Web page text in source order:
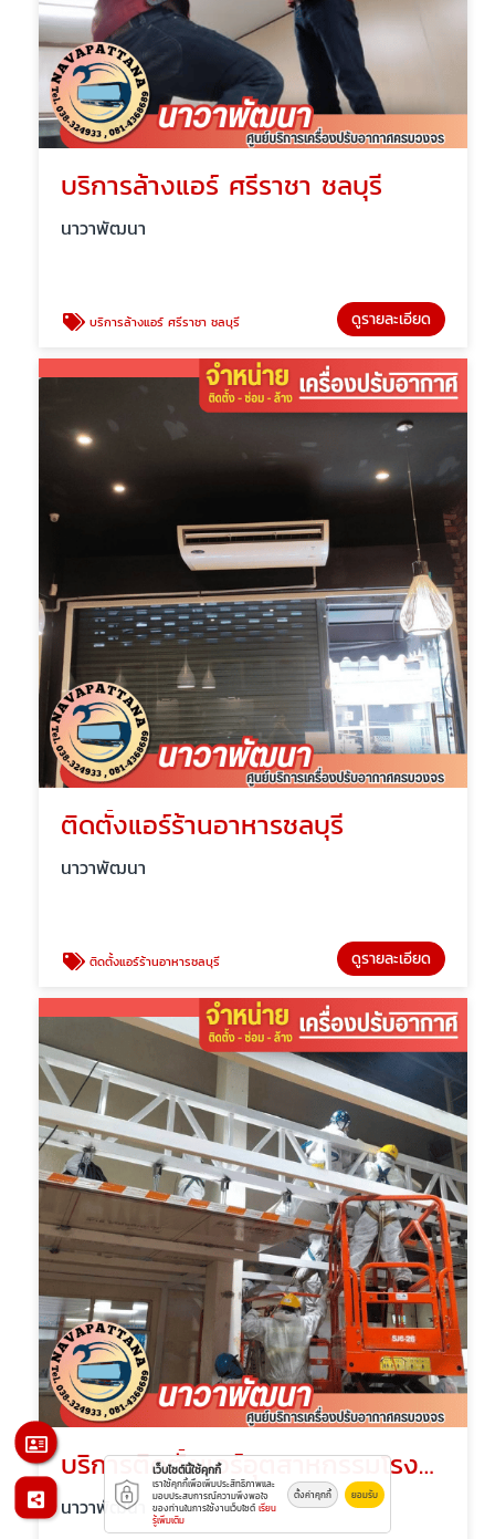
บริการล้างแอร์ ศรีราชา ชลบุรี
นาวาพัฒนา
บริการล้างแอร์ ศรีราชา ชลบุรี ดูรายละเอียด
ติดตั้งแอร์ร้านอาหารชลบุรี
นาวาพัฒนา
ติดตั้งแอร์ร้านอาหารชลบุรี ดูรายละเอียด
บริการติดตั้งแอร์อุตสาหกรรมโรงงานชลบุรี
นาวาพัฒนา
เว็บไซต์นี้ใช้คุกกี้
เราใช้คุกกี้เพื่อเพิ่มประสิทธิภาพและ
มอบประสบการณ์ความพึงพอใจ
ของท่านในการใช้งานเว็บไซต์ เรียน
รู้เพิ่มเติม
ตั้งค่าคุกกี้ ยอมรับ